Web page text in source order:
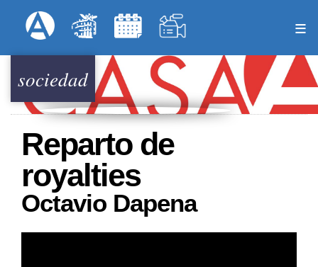
al
principal
Menú Superior
sociedad
Reparto de
royalties
Octavio Dapena